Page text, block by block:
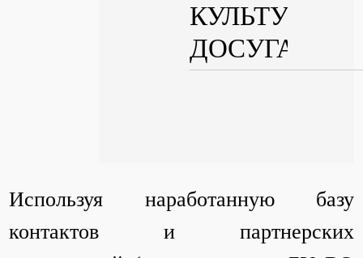
ДОСУГА
Используя наработанную базу
контактов и партнерских